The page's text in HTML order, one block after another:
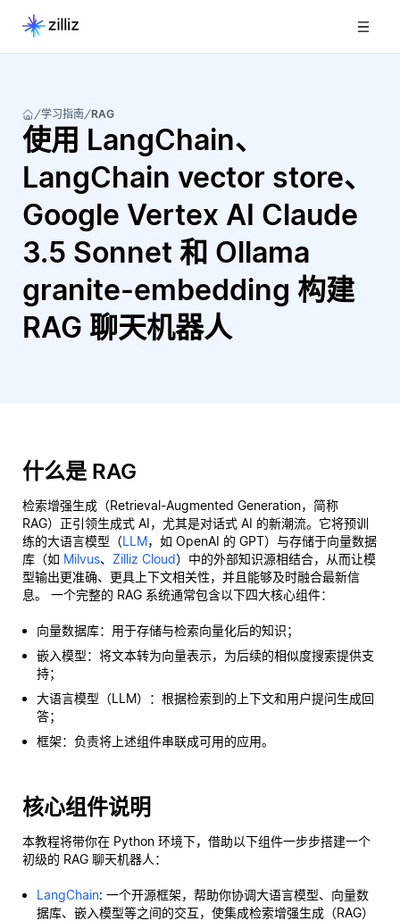
学习指南 RAG
使用 LangChain、
LangChain vector store、
Google Vertex AI Claude
3.5 Sonnet 和 Ollama
granite-embedding 构建
RAG 聊天机器人
什么是 RAG
检索增强生成（Retrieval-Augmented Generation，简称
RAG）正引领生成式 AI，尤其是对话式 AI 的新潮流。它将预训
练的大语言模型（LLM，如 OpenAI 的 GPT）与存储于向量数据
库（如 Milvus、 Zilliz Cloud）中的外部知识源相结合，从而让模
型输出更准确、更具上下文相关性，并且能够及时融合最新信
息。 一个完整的 RAG 系统通常包含以下四大核心组件：
向量数据库：用于存储与检索向量化后的知识；
嵌入模型：将文本转为向量表示，为后续的相似度搜索提供支
持；
大语言模型（LLM）：根据检索到的上下文和用户提问生成回
答；
框架：负责将上述组件串联成可用的应用。
核心组件说明
本教程将带你在 Python 环境下，借助以下组件一步步搭建一个
初级的 RAG 聊天机器人：
LangChain: 一个开源框架，帮助你协调大语言模型、向量数
据库、嵌入模型等之间的交互，使集成检索增强生成（RAG）